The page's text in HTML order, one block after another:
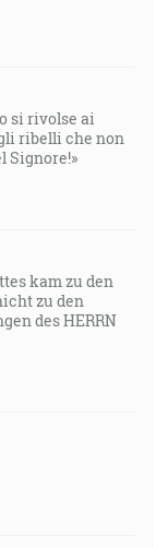
si rivolse ai
ribelli che non
Signore!»
kam zu den
zu den
des HERRN